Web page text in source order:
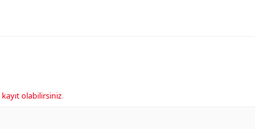
kayıt olabilirsiniz.